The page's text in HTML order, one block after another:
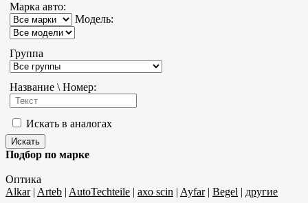
Марка авто:
Модель:
Группа
Название \ Номер:
Искать в аналогах
Подбор по марке
Оптика
Alkar| Arteb | AutoTechteile | axo scin | Ayfar| Begel | другие